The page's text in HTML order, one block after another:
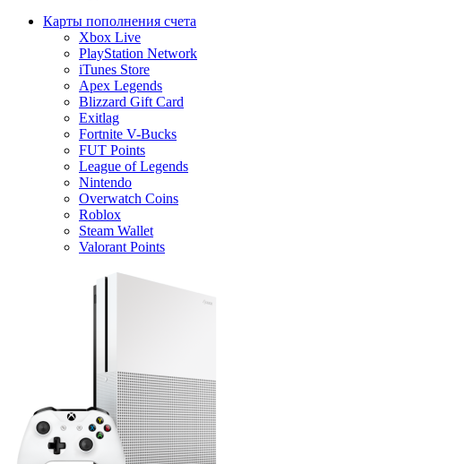
Карты пополнения счета
Xbox Live
PlayStation Network
iTunes Store
Apex Legends
Blizzard Gift Card
Exitlag
Fortnite V-Bucks
FUT Points
League of Legends
Nintendo
Overwatch Coins
Roblox
Steam Wallet
Valorant Points